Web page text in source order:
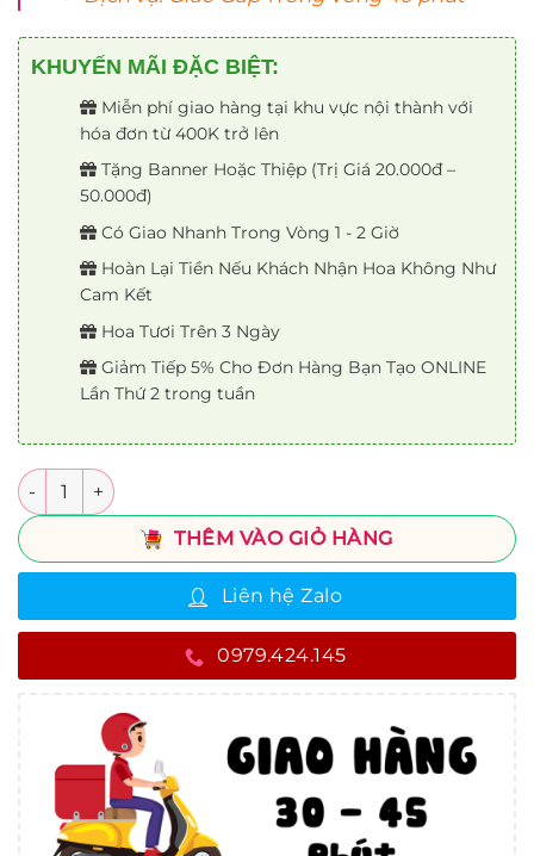
KHUYẾN MÃI ĐẶC BIỆT:
Miễn phí giao hàng tại khu vực nội thành với
hóa đơn từ 400K trở lên
Tặng Banner Hoặc Thiệp (Trị Giá 20.000đ –
50.000đ)
Có Giao Nhanh Trong Vòng 1 - 2 Giờ
Hoàn Lại Tiền Nếu Khách Nhận Hoa Không Như
Cam Kết
Hoa Tươi Trên 3 Ngày
Giảm Tiếp 5% Cho Đơn Hàng Bạn Tạo ONLINE
Lần Thứ 2 trong tuần
Số lượng
THÊM VÀO GIỎ HÀNG
Liên hệ Zalo
0979.424.145